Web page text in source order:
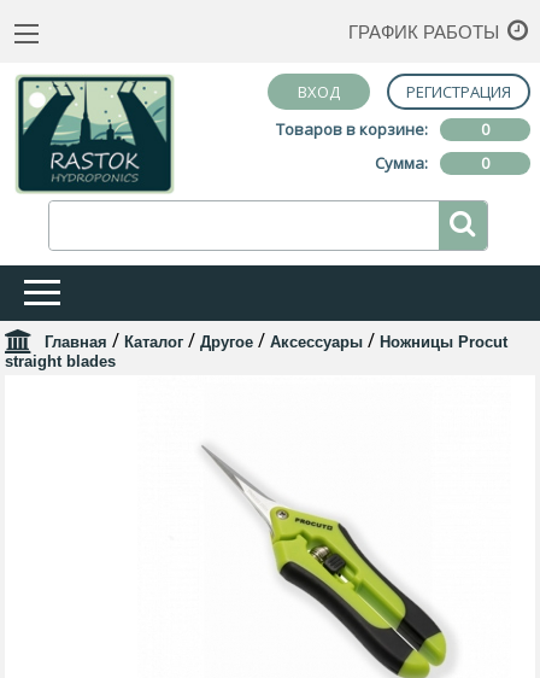
ГРАФИК РАБОТЫ
ВХОД
РЕГИСТРАЦИЯ
Товаров в корзине:
0
Сумма:
0
Главная / Каталог / Другое / Аксессуары / Ножницы Procut
straight blades